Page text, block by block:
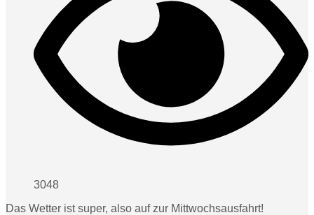
3048
Das Wetter ist super, also auf zur Mittwochsausfahrt!